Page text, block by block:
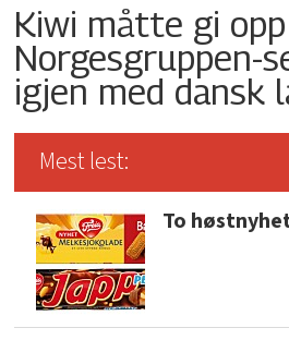
Kiwi måtte gi
Norgesgruppen-
igjen med dansk
Mest lest:
To